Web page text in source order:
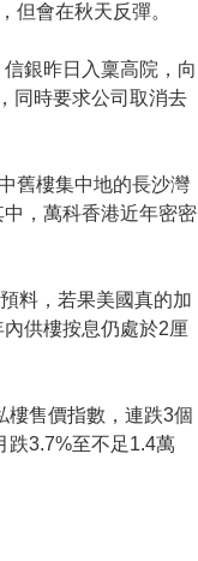
但會在秋天反彈。
銀昨日入稟高院，向
同時要求公司取消去
舊樓集中地的長沙灣
，萬科香港近年密密
料，若果美國真的加
供樓按息仍處於2厘
樓售價指數，連跌3個
跌3.7%至不足1.4萬